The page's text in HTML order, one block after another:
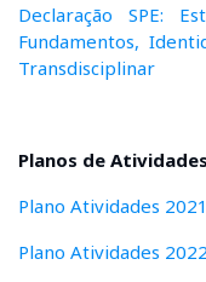
Declaração SPE:
Fundamentos,
Transdisciplinar
Planos de Atividades
Plano Atividades 2021
Plano Atividades 2022